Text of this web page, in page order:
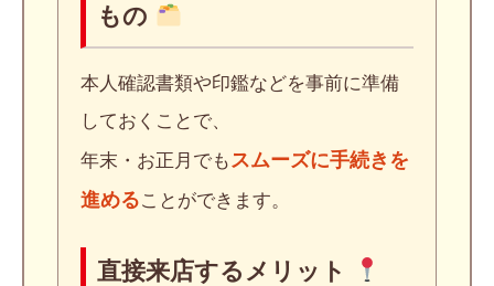
もの
本人確認書類や印鑑などを事前に準備
しておくことで、
年末・お正月でも スムーズに手続きを
進めることができます。
直接来店するメリット